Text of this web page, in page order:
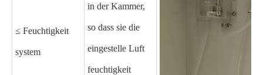
≤ Feuchtigkeit
system
in der Kammer,
so dass sie die
eingestelle Luft
feuchtigkeit